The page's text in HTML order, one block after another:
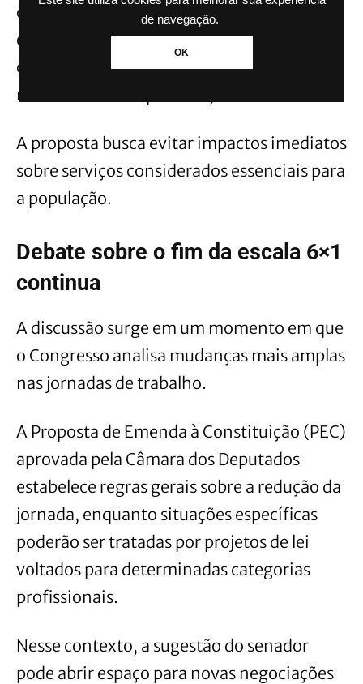
de navegação.
OK
dois anos. Durante esse prazo, estados e
órgãos públicos teriam tempo para revisar
contratos, reorganizar equipes e realizar
novos concursos públicos, caso necessário.
A proposta busca evitar impactos imediatos
sobre serviços considerados essenciais para
a população.
Debate sobre o fim da escala 6×1
continua
A discussão surge em um momento em que
o Congresso analisa mudanças mais amplas
nas jornadas de trabalho.
A Proposta de Emenda à Constituição (PEC)
aprovada pela Câmara dos Deputados
estabelece regras gerais sobre a redução da
jornada, enquanto situações específicas
poderão ser tratadas por projetos de lei
voltados para determinadas categorias
profissionais.
Nesse contexto, a sugestão do senador
pode abrir espaço para novas negociações